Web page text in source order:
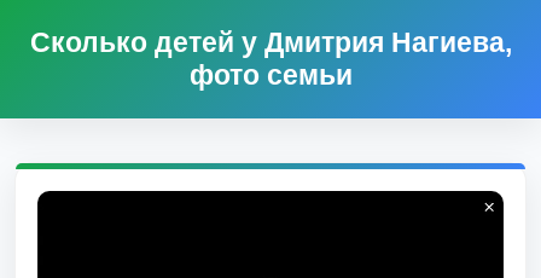
Сколько детей у Дмитрия Нагиева,
фото семьи